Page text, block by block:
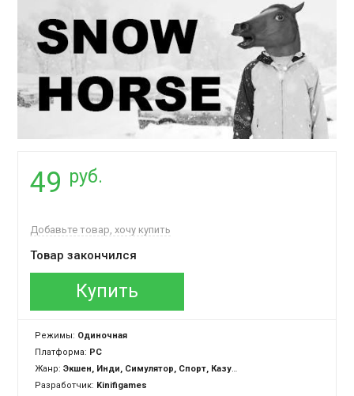
49 руб.
Добавьте товар, хочу купить
Товар закончился
Купить
Режимы: Одиночная
Платформа: PC
Жанр:Экшен, Инди, Симулятор, Спорт, Казуальная
Разработчик: Kinifigames